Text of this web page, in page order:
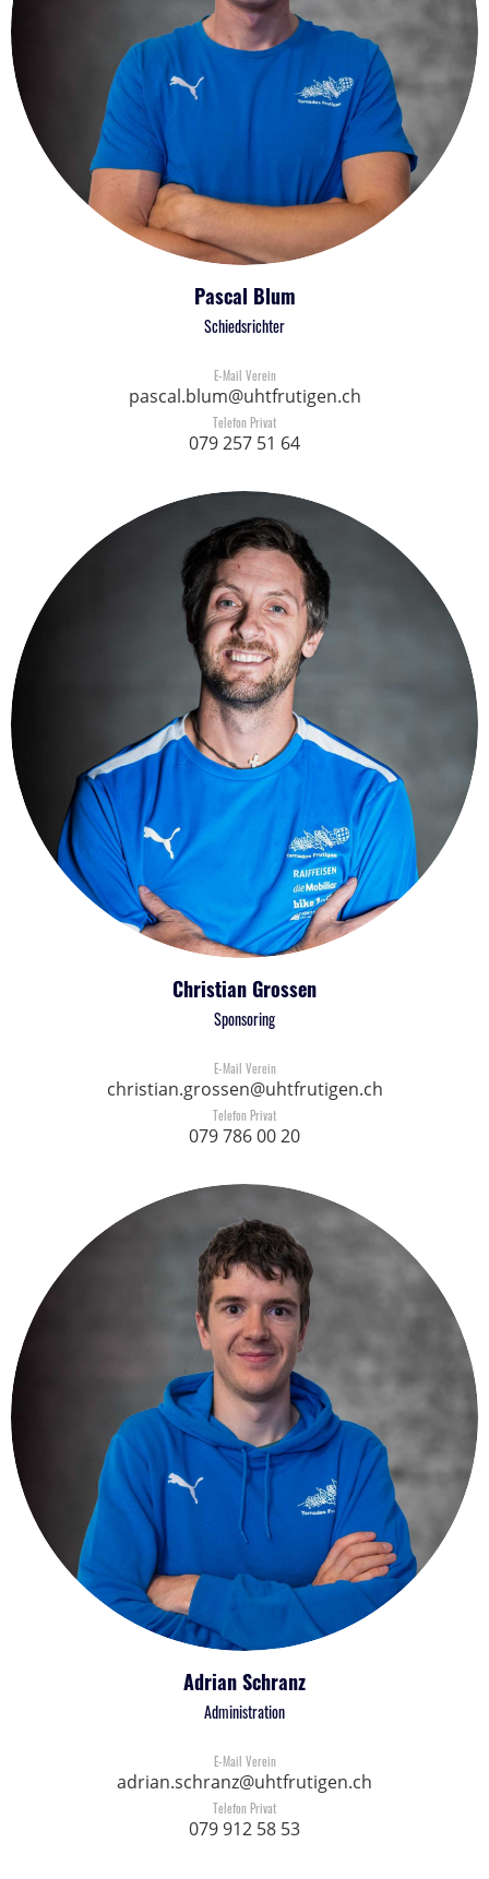
Pascal Blum
Schiedsrichter
E-Mail Verein
pascal.blum@uhtfrutigen.ch
Telefon Privat
079 257 51 64
Christian Grossen
Sponsoring
E-Mail Verein
christian.grossen@uhtfrutigen.ch
Telefon Privat
079 786 00 20
Adrian Schranz
Administration
E-Mail Verein
adrian.schranz@uhtfrutigen.ch
Telefon Privat
079 912 58 53